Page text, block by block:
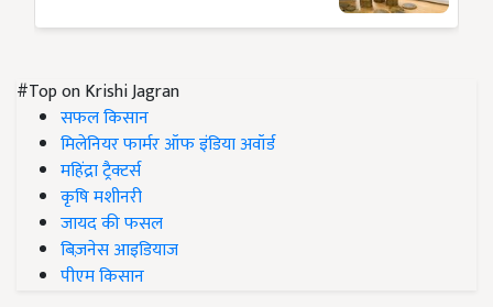
#Top on Krishi Jagran
सफल किसान
मिलेनियर फार्मर ऑफ इंडिया अवॉर्ड
महिंद्रा ट्रैक्टर्स
कृषि मशीनरी
जायद की फसल
बिज़नेस आइडियाज
पीएम किसान